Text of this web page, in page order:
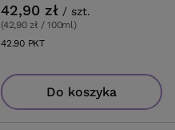
42,90 zł / szt.
(42,90 zł / 100ml)
42.90PKTpunktów
Do koszyka